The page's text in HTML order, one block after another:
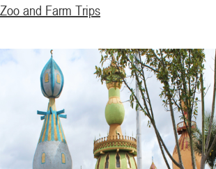
Zoo and Farm Trips